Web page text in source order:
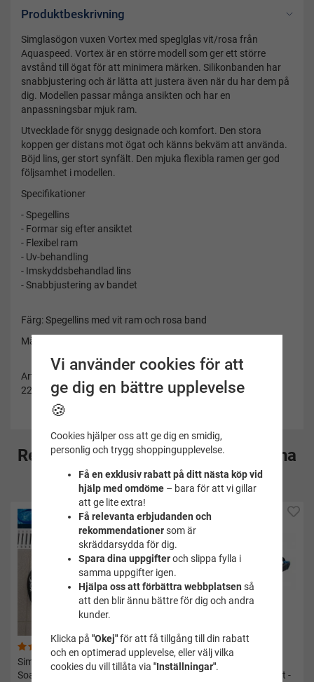
Produktbeskrivning
Simglasögon vuxen Vortex med speglglas vit/rosa från
Aquaspeed. Vortex är en större modell som ger ett större
avstånd till ögat för att minimera märken. Silikonbanden har
snabbjustering och är lätta att justera även när du har dem på
dig. Modellen passar många ansikten och har en
anpassningsbar mjuk ram.
Utvecklade för snygg designade och komfort. Den stora
koppen ger distans mot ögat och känns bekväm att använda.
Böjd lins, ger stort synfält. Den mjuka flexibla ramen ger god
följsamhet i modellen.
Specifikationer
- Spegellins
- Formar sig efter ansiktet
- Flexibel ram
- Uv-behandling
- Imskyddsbehandlad lins
- Snabbjustering av bandet
Färg: Spegellins med vit ram och rosa band
Märke: Aquaspeed
Artikelnummer:
229-59
Rekommenderade tillbehör till denna
produkt
(97)
Simpaddlar Power paddles -
Soak
Simglasögon small vuxen
Predator flex rök/blå/svart -
Vi använder cookies för att
ge dig en bättre upplevelse
🍪
Cookies hjälper oss att ge dig en smidig,
personlig och trygg shoppingupplevelse.
Få en exklusiv rabatt på ditt nästa köp vid
hjälp med omdöme– bara för att vi gillar
att ge lite extra!
Få relevanta erbjudanden och
rekommendationersom är
skräddarsydda för dig.
Spara dina uppgifteroch slippa fylla i
samma uppgifter igen.
Hjälpa oss att förbättra webbplatsen så
att den blir ännu bättre för dig och andra
kunder.
Klicka på "Okej"för att få tillgång till din rabatt
och en optimerad upplevelse, eller välj vilka
cookies du vill tillåta via "Inställningar".